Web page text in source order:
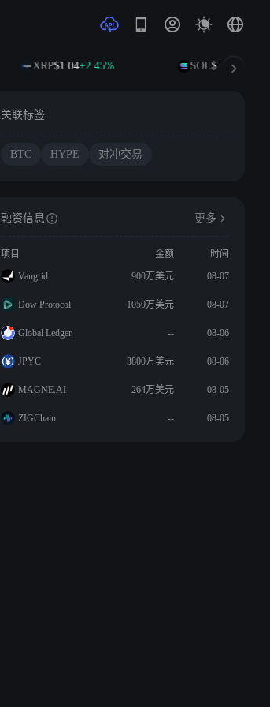
XRP$1.04+2.45% SOL$76.25
关联标签
BTC HYPE 对冲交易
融资信息 更多
项目 金额
时间
Vangrid
900万美元 08-07
Dow Protocol 1050万美元 08-07
Global Ledger -- 08-06
JPYC 3800万美元 08-06
MAGNE.AI 264万美元 08-05
ZIGChain -- 08-05